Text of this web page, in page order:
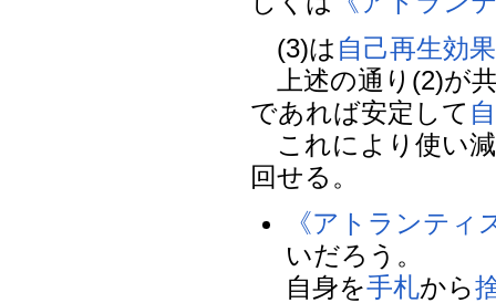
(3)は 自己再生効果
上述の通り(2)が
であれば安定して
これにより使い
回せる。
《アトランティ
いだろう。
自身を手札から